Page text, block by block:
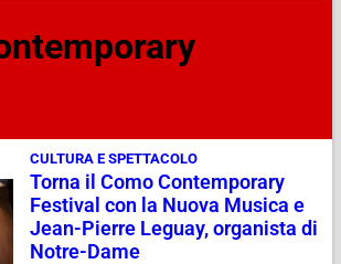
CULTURA E SPETTACOLO
Torna il Como Contemporary
Festival con la Nuova Musica e
Jean-Pierre Leguay, organista di
Notre-Dame